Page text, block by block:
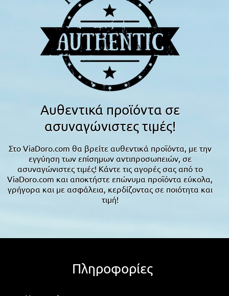
Αυθεντικά προϊόντα σε
ασυναγώνιστες τιμές!
Στο ViaDoro.com θα βρείτε αυθεντικά προϊόντα, με την
εγγύηση των επίσημων αντιπροσωπειών, σε
ασυναγώνιστες τιμές! Κάντε τις αγορές σας από το
ViaDoro.com και αποκτήστε επώνυμα προϊόντα εύκολα,
γρήγορα και με ασφάλεια, κερδίζοντας σε ποιότητα και
τιμή!
Πληροφορίες